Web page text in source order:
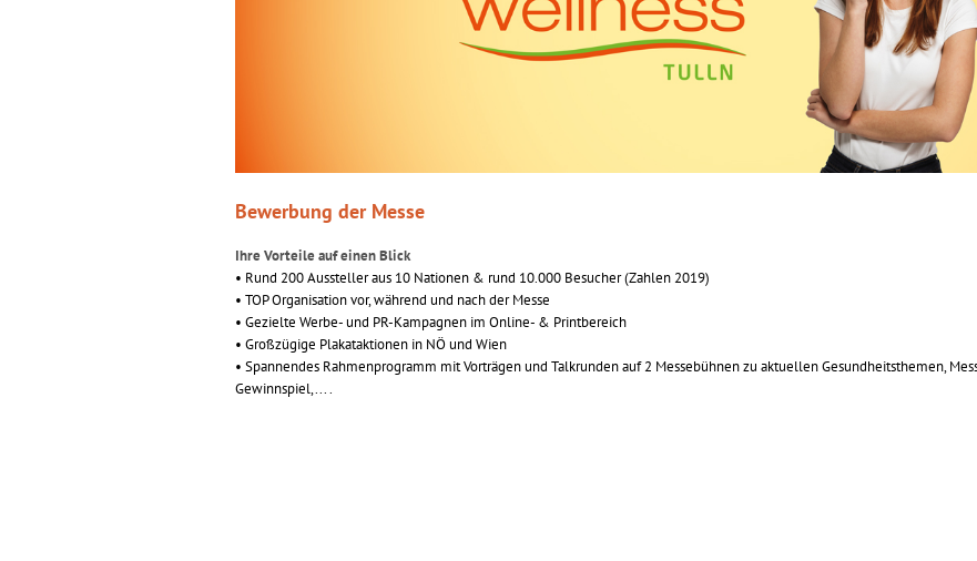
Bewerbung der Messe
Ihre Vorteile auf einen Blick
• Rund 200 Aussteller aus 10 Nationen & rund 10.000 Besucher (Zahlen 2019)
• TOP Organisation vor, während und nach der Messe
• Gezielte Werbe- und PR-Kampagnen im Online- & Printbereich
• Großzügige Plakataktionen in NÖ und Wien
• Spannendes Rahmenprogramm mit Vorträgen und Talkrunden auf 2 Messebühnen zu aktuellen Gesundheitsthemen,
Gewinnspiel,... .